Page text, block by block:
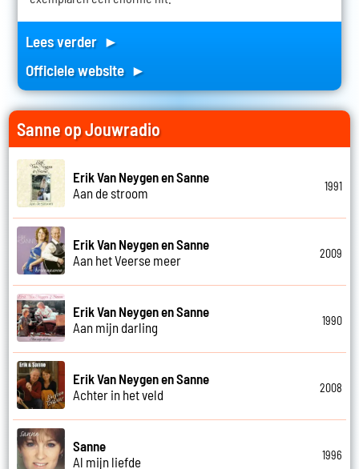
Lees verder ►
Officiele website ►
Sanne op Jouwradio
Erik Van Neygen en Sanne
Aan de stroom
1991
Erik Van Neygen en Sanne
Aan het Veerse meer
2009
Erik Van Neygen en Sanne
Aan mijn darling
1990
Erik Van Neygen en Sanne
Achter in het veld
2008
Sanne
Al mijn liefde
1996